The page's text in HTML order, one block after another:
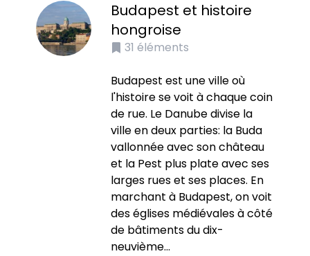
Budapest et histoire
hongroise
31 éléments
Budapest est une ville où
l'histoire se voit à chaque coin
de rue. Le Danube divise la
ville en deux parties: la Buda
vallonnée avec son château
et la Pest plus plate avec ses
larges rues et ses places. En
marchant à Budapest, on voit
des églises médiévales à côté
de bâtiments du dix-
neuvième...